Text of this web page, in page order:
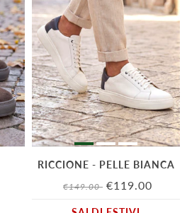
RICCIONE - PELLE BIANCA
€149.00 €119.00